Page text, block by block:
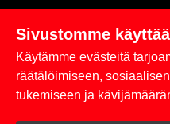
Linkit
Sivustomme
Käytämme evästeitä
räätälöimiseen,
tukemiseen ja